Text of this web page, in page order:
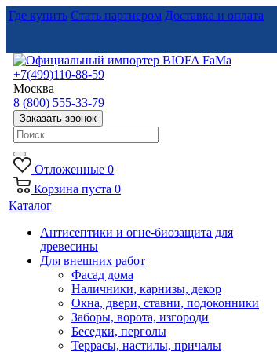
Где купить Стать партнером Доставка и оплата
+7(499)110-88-59
Москва
8 (800) 555-33-79
Заказать звонок
Отложенные 0
Корзина пуста 0
Каталог
Антисептики и огне-биозащита для
древесины
Для внешних работ
Фасад дома
Наличники, карнизы, декор
Окна, двери, ставни, подоконники
Заборы, ворота, изгороди
Беседки, перголы
Террасы, настилы, причалы